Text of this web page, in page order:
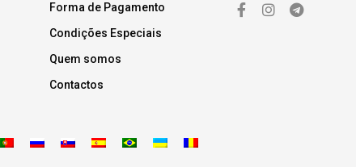
Forma de Pagamento
Condições Especiais
Quem somos
Contactos